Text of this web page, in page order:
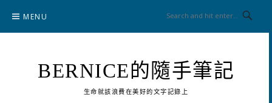
content
MENU
BERNICE的隨手筆記
生命就該浪費在美好的文字記錄上